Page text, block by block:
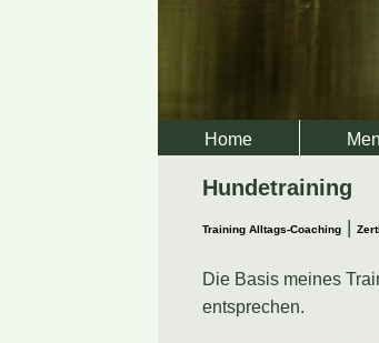
Home
Hundetraining
Training Alltags-Coaching |
Die Basis meines
entsprechen.